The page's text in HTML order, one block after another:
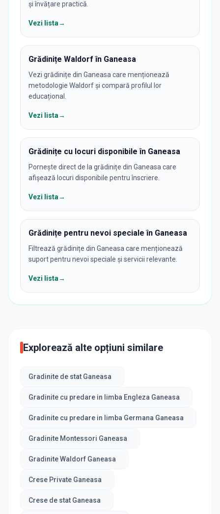
și învățare practică.
Vezi lista→
Grădinițe Waldorf în Ganeasa
Vezi grădinițe din Ganeasa care menționează
metodologie Waldorf și compară profilul lor
educațional.
Vezi lista→
Grădinițe cu locuri disponibile în Ganeasa
Pornește direct de la grădinițe din Ganeasa care
afișează locuri disponibile pentru înscriere.
Vezi lista→
Grădinițe pentru nevoi speciale în Ganeasa
Filtrează grădinițe din Ganeasa care menționează
suport pentru nevoi speciale și servicii relevante.
Vezi lista→
Explorează alte opțiuni similare
Gradinite de stat Ganeasa
Gradinite cu predare in limba Engleza Ganeasa
Gradinite cu predare in limba Germana Ganeasa
Gradinite Montessori Ganeasa
Gradinite Waldorf Ganeasa
Crese Private Ganeasa
Crese de stat Ganeasa